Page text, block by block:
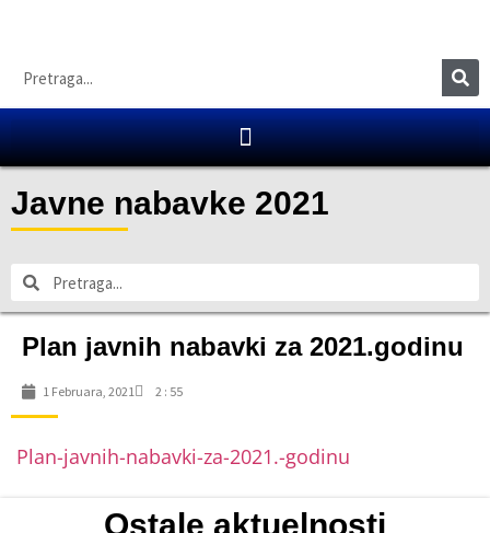
Javne nabavke 2021
Plan javnih nabavki za 2021.godinu
1 Februara, 2021 2 : 55
Plan-javnih-nabavki-za-2021.-godinu
Ostale aktuelnosti